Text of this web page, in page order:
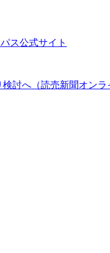
ス公式サイト
討へ（読売新聞オンラ